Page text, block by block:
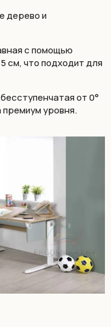
дерево и
с помощью
см, что подходит для
от 0°
премиум уровня.